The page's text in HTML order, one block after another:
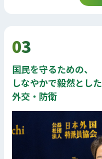
03
国民を守るための、
しなやかで毅然とした
外交・防衛